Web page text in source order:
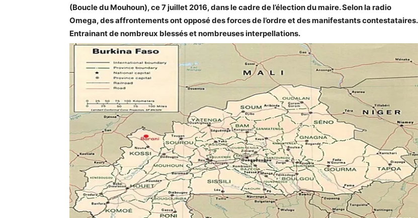
(Boucle du Mouhoun), ce 7 juillet 2016, dans le cadre de l’élection du maire. Selon la radio
Omega, des affrontements ont opposé des forces de l’ordre et des manifestants contestataires.
Entrainant de nombreux blessés et nombreuses interpellations.